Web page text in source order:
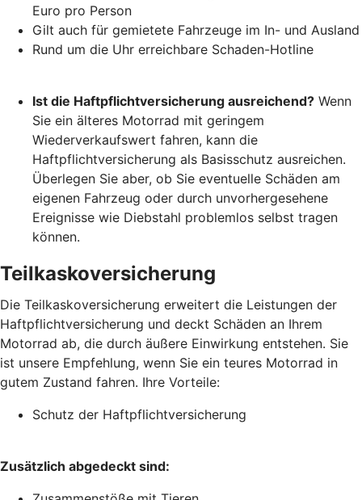
Euro pro Person
Gilt auch für gemietete Fahrzeuge im In- und Ausland
Rund um die Uhr erreichbare Schaden-Hotline
Ist die Haftpflichtversicherung ausreichend? Wenn
Sie ein älteres Motorrad mit geringem
Wiederverkaufswert fahren, kann die
Haftpflichtversicherung als Basisschutz ausreichen.
Überlegen Sie aber, ob Sie eventuelle Schäden am
eigenen Fahrzeug oder durch unvorhergesehene
Ereignisse wie Diebstahl problemlos selbst tragen
können.
Teilkaskoversicherung
Die Teilkaskoversicherung erweitert die Leistungen der
Haftpflichtversicherung und deckt Schäden an Ihrem
Motorrad ab, die durch äußere Einwirkung entstehen. Sie
ist unsere Empfehlung, wenn Sie ein teures Motorrad in
gutem Zustand fahren. Ihre Vorteile:
Schutz der Haftpflichtversicherung
Zusätzlich abgedeckt sind: